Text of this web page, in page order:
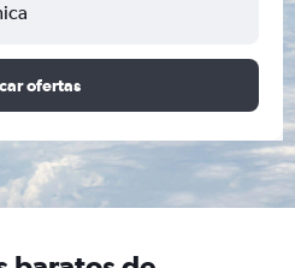
ofertas